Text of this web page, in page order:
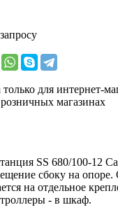
для интернет-
магазинах
SS 680/100-12
сбоку на опоре.
на отдельное
- в шкаф.